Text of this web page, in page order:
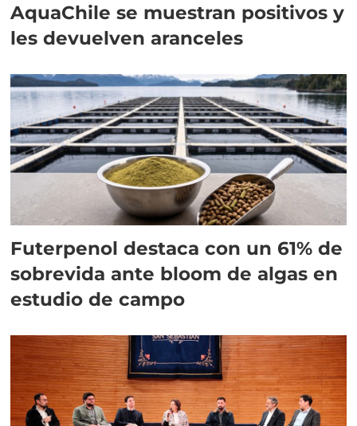
AquaChile se muestran positivos y
les devuelven aranceles
Futerpenol destaca con un 61% de
sobrevida ante bloom de algas en
estudio de campo